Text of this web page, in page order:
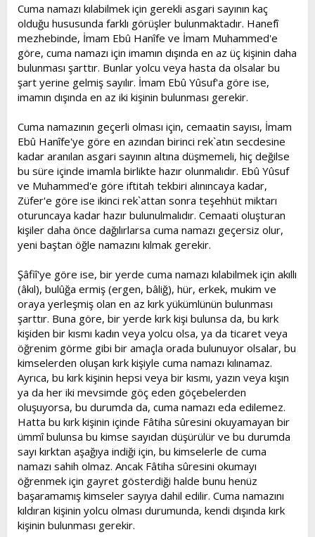
Cuma namazı kılabilmek için gerekli asgari sayının kaç
olduğu hususunda farklı görüşler bulunmaktadır. Hanefî
mezhebinde, İmam Ebû Hanîfe ve İmam Muhammed'e
göre, cuma namazı için imamın dışında en az üç kişinin daha
bulunması şarttır. Bunlar yolcu veya hasta da olsalar bu
şart yerine gelmiş sayılır. İmam Ebû Yûsuf'a göre ise,
imamın dışında en az iki kişinin bulunması gerekir.
Cuma namazının geçerli olması için, cemaatin sayısı, İmam
Ebû Hanîfe'ye göre en azından birinci rek`atın secdesine
kadar aranılan asgari sayının altına düşmemeli, hiç değilse
bu süre içinde imamla birlikte hazır olunmalıdır. Ebû Yûsuf
ve Muhammed'e göre iftitah tekbiri alınıncaya kadar,
Züfer'e göre ise ikinci rek`attan sonra teşehhüt miktarı
oturuncaya kadar hazır bulunulmalıdır. Cemaati oluşturan
kişiler daha önce dağılırlarsa cuma namazı geçersiz olur,
yeni baştan öğle namazını kılmak gerekir.
Şâfiî'ye göre ise, bir yerde cuma namazı kılabilmek için akıllı
(âkıl), bulûğa ermiş (ergen, bâliğ), hür, erkek, mukim ve
oraya yerleşmiş olan en az kırk yükümlünün bulunması
şarttır. Buna göre, bir yerde kırk kişi bulunsa da, bu kırk
kişiden bir kısmı kadın veya yolcu olsa, ya da ticaret veya
öğrenim görme gibi bir amaçla orada bulunuyor olsalar, bu
kimselerden oluşan kırk kişiyle cuma namazı kılınamaz.
Ayrıca, bu kırk kişinin hepsi veya bir kısmı, yazın veya kışın
ya da her iki mevsimde göç eden göçebelerden
oluşuyorsa, bu durumda da, cuma namazı eda edilemez.
Hatta bu kırk kişinin içinde Fâtiha sûresini okuyamayan bir
ümmî bulunsa bu kimse sayıdan düşürülür ve bu durumda
sayı kırktan aşağıya indiği için, bu kimselerle de cuma
namazı sahih olmaz. Ancak Fâtiha sûresini okumayı
öğrenmek için gayret gösterdiği halde bunu henüz
başaramamış kimseler sayıya dahil edilir. Cuma namazını
kıldıran kişinin yolcu olması durumunda, kendi dışında kırk
kişinin bulunması gerekir.